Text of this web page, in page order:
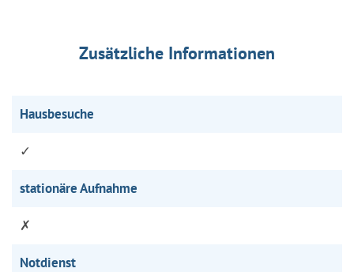
Zusätzliche Informationen
Hausbesuche
✓
stationäre Aufnahme
✗
Notdienst